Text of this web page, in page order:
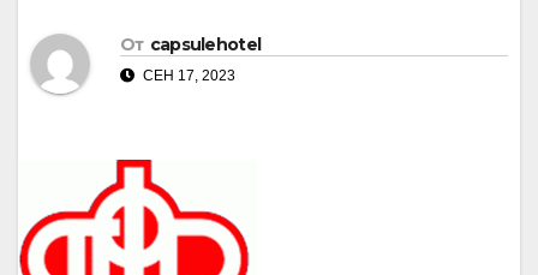
От capsulehotel
СЕН 17, 2023